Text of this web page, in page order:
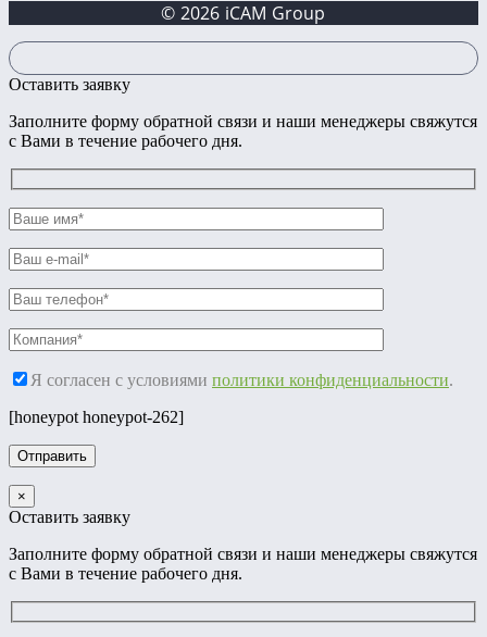
© 2026 iCAM Group
Оставить заявку
Заполните форму обратной связи и наши менеджеры свяжутся
с Вами в течение рабочего дня.
Я согласен с условиями политики конфиденциальности.
[honeypot honeypot-262]
×
Оставить заявку
Заполните форму обратной связи и наши менеджеры свяжутся
с Вами в течение рабочего дня.